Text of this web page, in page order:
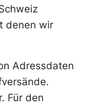
denen wir
Adressdaten
Für den